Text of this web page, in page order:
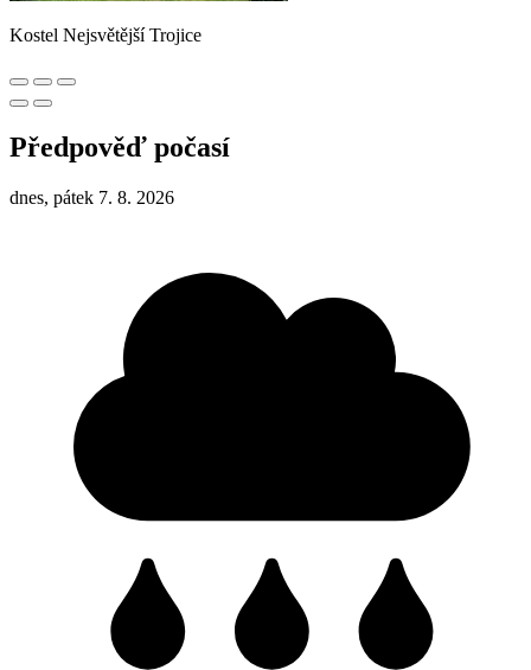
Kostel Nejsvětější Trojice
Předpověď počasí
dnes, pátek 7. 8. 2026